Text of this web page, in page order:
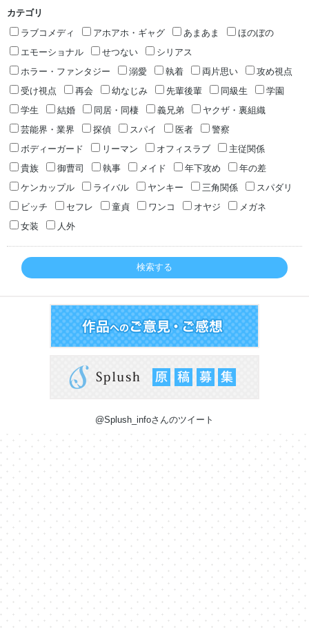
カテゴリ
ラブコメディ
アホアホ・ギャグ あまあま
ほのぼの
エモーショナル
せつない
シリアス
ホラー・ファンタジー
溺愛 執着 両片思い
攻め視点
受け視点
再会 幼なじみ 先輩後輩 同級生
学園
学生
結婚 同居・同棲 義兄弟
ヤクザ・裏組織
芸能界・業界
探偵 スパイ 医者
警察
ボディーガード
リーマン オフィスラブ
主従関係
貴族
御曹司 執事 メイド 年下攻め
年の差
ケンカップル
ライバル ヤンキー 三角関係
スパダリ
ビッチ
セフレ 童貞 ワンコ オヤジ
メガネ
女装
人外
検索する
@Splush_infoさんのツイート